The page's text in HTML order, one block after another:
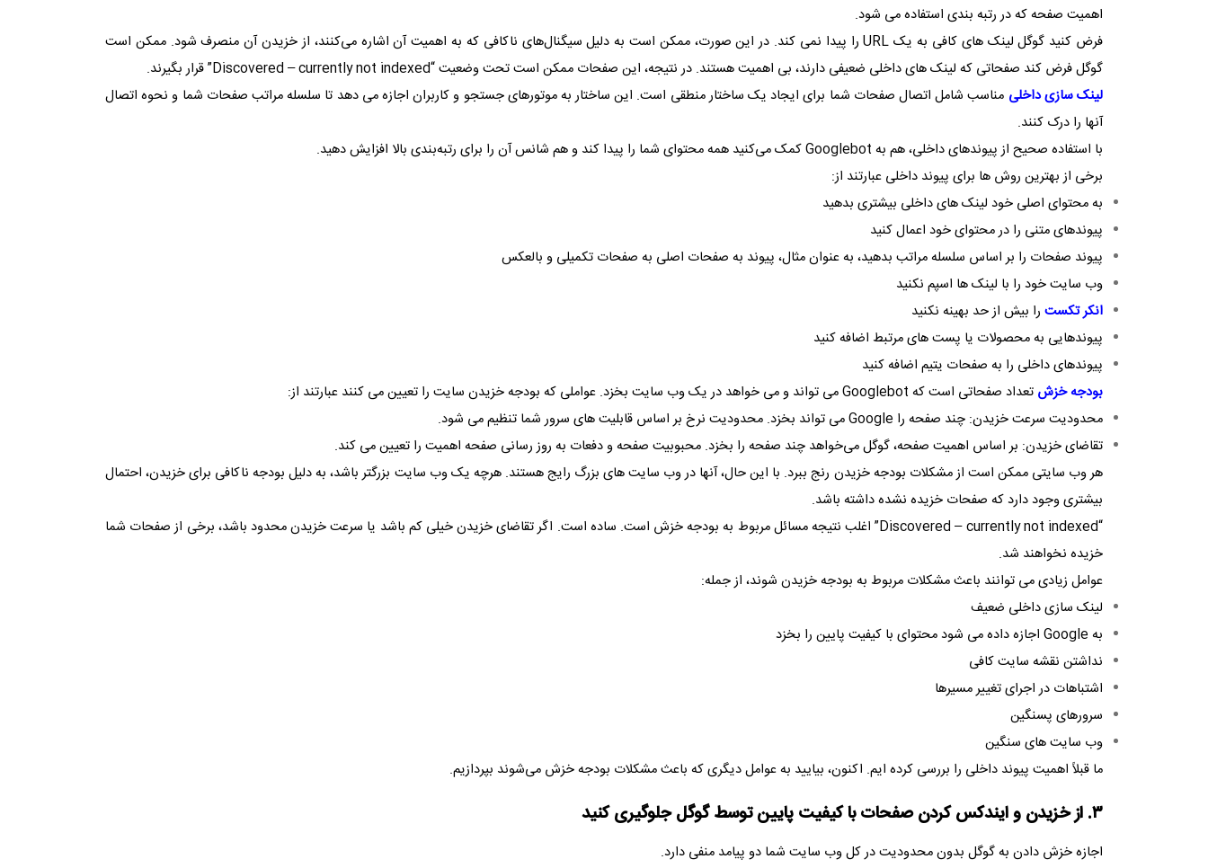
اهمیت صفحه که در رتبه بندی استفاده می شود.
فرض کنید گوگل لینک های کافی به یک URLرا پیدا نمی کند. در این صورت، ممکن است به دلیل سیگنال‌های ناکافی که به اهمیت آن اشاره می‌کنند، از خزیدن آن منصرف شود. ممکن است
گوگل فرض کند صفحاتی که لینک های داخلی ضعیفی دارند، بی اهمیت هستند. در نتیجه، این صفحات ممکن است تحت وضعیت “Discovered – currently not indexed” قرار بگیرند.
لینک سازی داخلی مناسب شامل اتصال صفحات شما برای ایجاد یک ساختار منطقی است. این ساختار به موتورهای جستجو و کاربران اجازه می دهد تا سلسله مراتب صفحات شما و نحوه اتصال
آنها را درک کنند.
با استفاده صحیح از پیوندهای داخلی، هم به Googlebotکمک می‌کنید همه محتوای شما را پیدا کند و هم شانس آن را برای رتبه‌بندی بالا افزایش دهید.
برخی از بهترین روش ها برای پیوند داخلی عبارتند از:
به محتوای اصلی خود لینک های داخلی بیشتری بدهید
پیوندهای متنی را در محتوای خود اعمال کنید
پیوند صفحات را بر اساس سلسله مراتب بدهید، به عنوان مثال، پیوند به صفحات اصلی به صفحات تکمیلی و بالعکس
وب سایت خود را با لینک ها اسپم نکنید
انکر تکست را بیش از حد بهینه نکنید
پیوندهایی به محصولات یا پست های مرتبط اضافه کنید
پیوندهای داخلی را به صفحات یتیم اضافه کنید
بودجه خزش تعداد صفحاتی است که Googlebotمی تواند و می خواهد در یک وب سایت بخزد. عواملی که بودجه خزیدن سایت را تعیین می کنند عبارتند از:
محدودیت سرعت خزیدن: چند صفحه را Googleمی تواند بخزد. محدودیت نرخ بر اساس قابلیت های سرور شما تنظیم می شود.
تقاضای خزیدن: بر اساس اهمیت صفحه، گوگل می‌خواهد چند صفحه را بخزد. محبوبیت صفحه و دفعات به روز رسانی صفحه اهمیت را تعیین می کند.
هر وب سایتی ممکن است از مشکلات بودجه خزیدن رنج ببرد. با این حال، آنها در وب سایت های بزرگ رایج هستند. هرچه یک وب سایت بزرگتر باشد، به دلیل بودجه ناکافی برای خزیدن، احتمال
بیشتری وجود دارد که صفحات خزیده نشده داشته باشد.
“
Discovered – currently not indexed” اغلب نتیجه مسائل مربوط به بودجه خزش است. ساده است. اگر تقاضای خزیدن خیلی کم باشد یا سرعت خزیدن محدود باشد، برخی از صفحات شما
خزیده نخواهند شد.
عوامل زیادی می توانند باعث مشکلات مربوط به بودجه خزیدن شوند، از جمله:
لینک سازی داخلی ضعیف
به Google اجازه داده می شود محتوای با کیفیت پایین را بخزد
نداشتن نقشه سایت کافی
اشتباهات در اجرای تغییر مسیرها
سرورهای پسنگین
وب سایت های سنگین
ما قبلاً اهمیت پیوند داخلی را بررسی کرده ایم. اکنون، بیایید به عوامل دیگری که باعث مشکلات بودجه خزش می‌شوند بپردازیم.
۳. از خزیدن و ایندکس کردن صفحات با کیفیت پایین توسط گوگل جلوگیری کنید
اجازه خزش دادن به گوگل بدون محدودیت در کل وب سایت شما دو پیامد منفی دارد.